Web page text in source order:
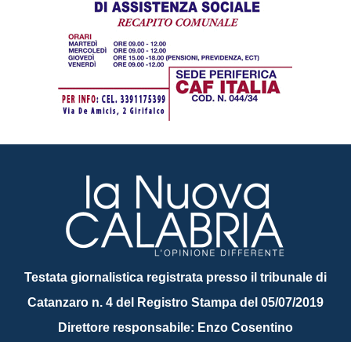
Testata giornalistica registrata presso il tribunale di
Catanzaro n. 4 del Registro Stampa del 05/07/2019
Direttore responsabile: Enzo Cosentino